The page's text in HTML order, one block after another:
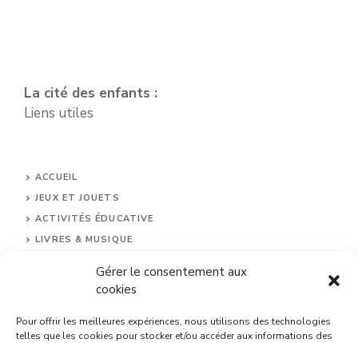
Gérer le consentement aux
cookies
Pour offrir les meilleures expériences, nous utilisons des technologies
telles que les cookies pour stocker et/ou accéder aux informations des
La cité des enfants :
Liens utiles
ACCUEIL
JEUX ET JOUETS
ACTIVITÉS ÉDUCATIVE
LIVRES & MUSIQUE